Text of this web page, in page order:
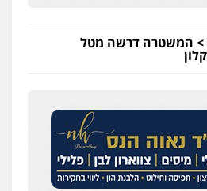
> המשטרה דרשה מטל